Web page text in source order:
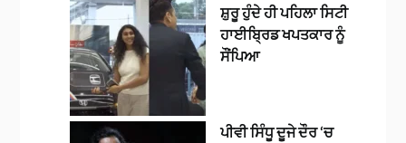
ਸ਼ੁਰੂ ਹੁੰਦੇ ਹੀ ਪਹਿਲਾ ਸਿਟੀ
ਹਾਈਬ੍ਰਿਡ ਖਪਤਕਾਰ ਨੂੰ
ਸੌਂਪਿਆ
ਪੀਵੀ ਸਿੰਧੂ ਦੂਜੇ ਦੌਰ ‘ਚ